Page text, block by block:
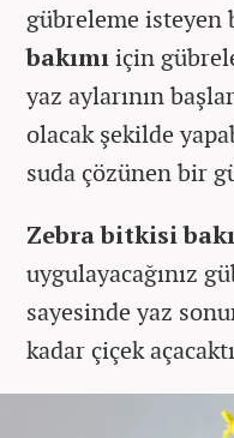
gübreleme
bakımıiçin
yaz aylarının
olacak şekilde
suda çözünen bir
Zebra bitkisi
uygulayacağınız
sayesinde yaz
kadar çiçek